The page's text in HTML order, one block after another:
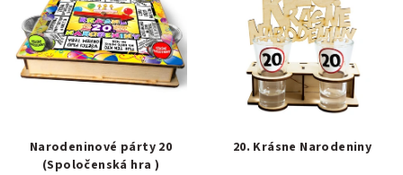
Narodeninové párty 20
(Spoločenská hra )
20. Krásne Narodeniny